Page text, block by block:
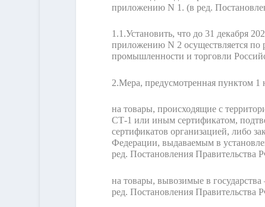
приложению N 1. (в ред.
1.1.Установить, что до 31 декабря
приложению N 2 осуществляется по
промышленности и торговли
2.Мера, предусмотренная пунктом 1
на товары, происходящие с
СТ-1 или иным сертификатом,
сертификатов организацией, либо
Федерации, выдаваемым в
ред. Постановления Правительства
на товары, вывозимые в
ред. Постановления Правительства